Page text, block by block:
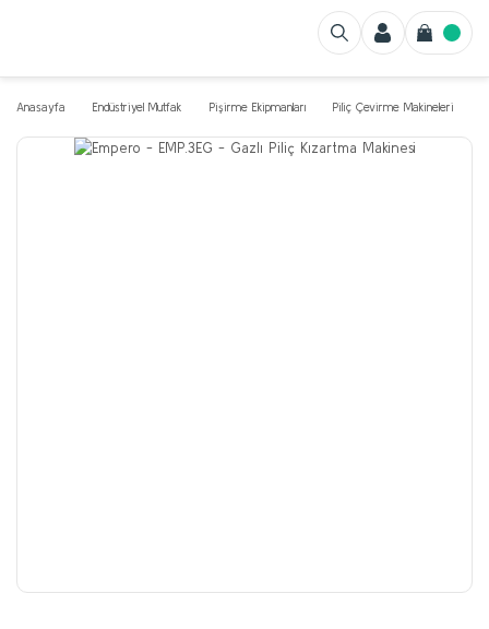
Anasayfa Endüstriyel Mutfak Pişirme Ekipmanları Piliç Çevirme Makineleri